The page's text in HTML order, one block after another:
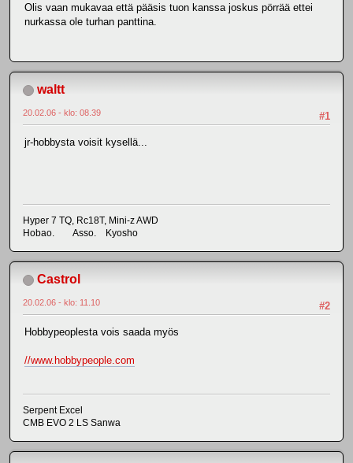
Olis vaan mukavaa että pääsis tuon kanssa joskus pörrää ettei
nurkassa ole turhan panttina.
waltt
#1
20.02.06 - klo: 08.39
jr-hobbysta voisit kysellä...
Hyper 7 TQ, Rc18T, Mini-z AWD
Hobao. Asso. Kyosho
Castrol
#2
20.02.06 - klo: 11.10
Hobbypeoplesta vois saada myös
//www.hobbypeople.com
Serpent Excel
CMB EVO 2 LS Sanwa